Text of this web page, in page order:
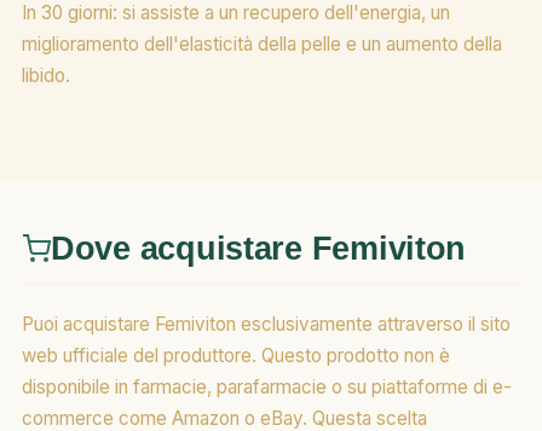
In 30 giorni: si assiste a un recupero dell'energia, un
miglioramento dell'elasticità della pelle e un aumento della
libido.
Dove acquistare Femiviton
Puoi acquistare Femiviton esclusivamente attraverso il sito
web ufficiale del produttore. Questo prodotto non è
disponibile in farmacie, parafarmacie o su piattaforme di e-
commerce come Amazon o eBay. Questa scelta